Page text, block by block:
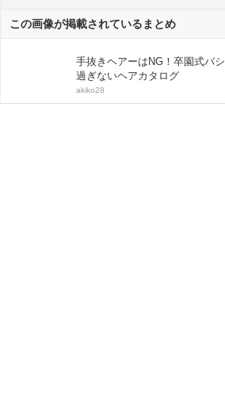
この画像が掲載されているまとめ
手抜きヘアーはNG！卒園式バ
過ぎないヘアカタログ
akiko28